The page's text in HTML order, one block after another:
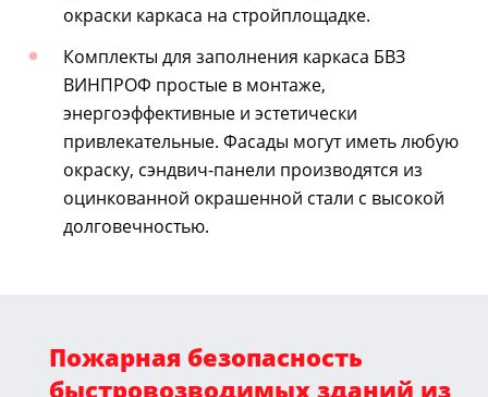
окраски каркаса на стройплощадке.
Комплекты для заполнения каркаса БВЗ
ВИНПРОФ простые в монтаже,
энергоэффективные и эстетически
привлекательные. Фасады могут иметь любую
окраску, сэндвич-панели производятся из
оцинкованной окрашенной стали с высокой
долговечностью.
Пожарная безопасность
быстровозводимых зданий из